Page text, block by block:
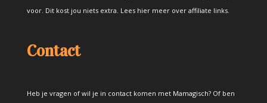
voor. Dit kost jou niets extra. Lees hier meer over affiliate links.
Contact
Heb je vragen of wil je in contact komen met Mamagisch? Of ben